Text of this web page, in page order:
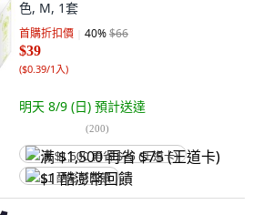
色, M, 1套
首購折扣價 40%$66
$39
($0.39/1入)
明天 8/9 (日) 預計送達
(200)
满 $1,500 再省 $75 (王道卡)
$1 酷澎幣回饋